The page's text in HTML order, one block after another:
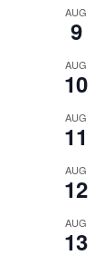
AUG
9
AUG
10
AUG
11
AUG
12
AUG
13